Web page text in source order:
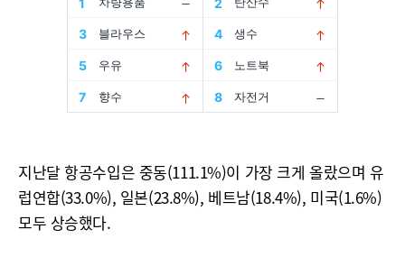
지난달 항공수입은 중동(111.1%)이 가장 크게 올랐으며 유
럽연합(33.0%), 일본(23.8%), 베트남(18.4%), 미국(1.6%)
모두 상승했다.